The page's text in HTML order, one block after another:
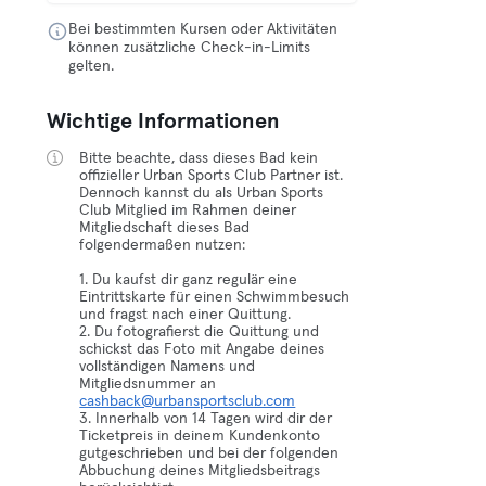
Bei bestimmten Kursen oder Aktivitäten
können zusätzliche Check-in-Limits
gelten.
Wichtige Informationen
Bitte beachte, dass dieses Bad kein
offizieller Urban Sports Club Partner ist.
Dennoch kannst du als Urban Sports
Club Mitglied im Rahmen deiner
Mitgliedschaft dieses Bad
folgendermaßen nutzen:
1. Du kaufst dir ganz regulär eine
Eintrittskarte für einen Schwimmbesuch
und fragst nach einer Quittung.
2. Du fotografierst die Quittung und
schickst das Foto mit Angabe deines
vollständigen Namens und
Mitgliedsnummer an
cashback@urbansportsclub.com
3. Innerhalb von 14 Tagen wird dir der
Ticketpreis in deinem Kundenkonto
gutgeschrieben und bei der folgenden
Abbuchung deines Mitgliedsbeitrags